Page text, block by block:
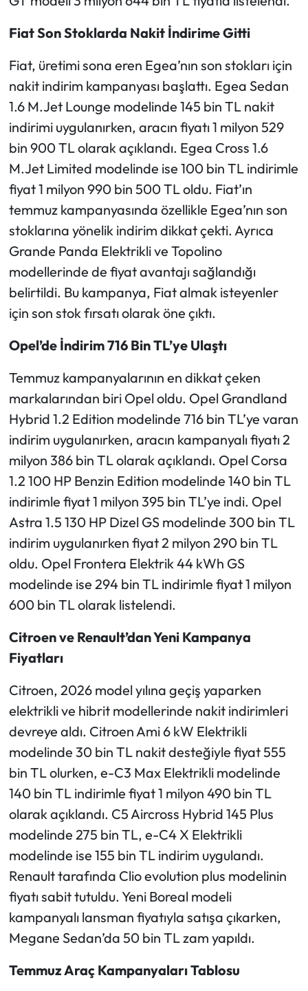
Fiat Son Stoklarda Nakit İndirime Gitti
Fiat, üretimi sona eren Egea’nın son stokları için
nakit indirim kampanyası başlattı. Egea Sedan
1.6 M.Jet Lounge modelinde 145 bin TL nakit
indirimi uygulanırken, aracın fiyatı 1 milyon 529
bin 900 TL olarak açıklandı. Egea Cross 1.6
M.Jet Limited modelinde ise 100 bin TL indirimle
fiyat 1 milyon 990 bin 500 TL oldu. Fiat’ın
temmuz kampanyasında özellikle Egea’nın son
stoklarına yönelik indirim dikkat çekti. Ayrıca
Grande Panda Elektrikli ve Topolino
modellerinde de fiyat avantajı sağlandığı
belirtildi. Bu kampanya, Fiat almak isteyenler
için son stok fırsatı olarak öne çıktı.
Opel’de İndirim 716 Bin TL’ye Ulaştı
Temmuz kampanyalarının en dikkat çeken
markalarından biri Opel oldu. Opel Grandland
Hybrid 1.2 Edition modelinde 716 bin TL’ye varan
indirim uygulanırken, aracın kampanyalı fiyatı 2
milyon 386 bin TL olarak açıklandı. Opel Corsa
1.2 100 HP Benzin Edition modelinde 140 bin TL
indirimle fiyat 1 milyon 395 bin TL’ye indi. Opel
Astra 1.5 130 HP Dizel GS modelinde 300 bin TL
indirim uygulanırken fiyat 2 milyon 290 bin TL
oldu. Opel Frontera Elektrik 44 kWh GS
modelinde ise 294 bin TL indirimle fiyat 1 milyon
600 bin TL olarak listelendi.
Citroen ve Renault’dan Yeni Kampanya
Fiyatları
Citroen, 2026 model yılına geçiş yaparken
elektrikli ve hibrit modellerinde nakit indirimleri
devreye aldı. Citroen Ami 6 kW Elektrikli
modelinde 30 bin TL nakit desteğiyle fiyat 555
bin TL olurken, e-C3 Max Elektrikli modelinde
140 bin TL indirimle fiyat 1 milyon 490 bin TL
olarak açıklandı. C5 Aircross Hybrid 145 Plus
modelinde 275 bin TL, e-C4 X Elektrikli
modelinde ise 155 bin TL indirim uygulandı.
Renault tarafında Clio evolution plus modelinin
fiyatı sabit tutuldu. Yeni Boreal modeli
kampanyalı lansman fiyatıyla satışa çıkarken,
Megane Sedan’da 50 bin TL zam yapıldı.
Temmuz Araç Kampanyaları Tablosu